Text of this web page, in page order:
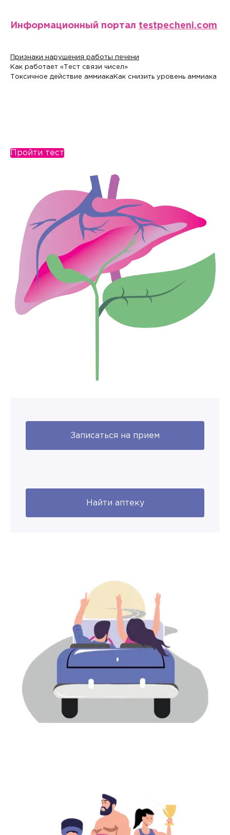
Информационный портал testpecheni.com
Признаки нарушения работы печени
Как работает «Тест связи чисел»
Токсичное действие аммиака Как снизить уровень аммиака
Пройти тест
Записаться на прием
Найти аптеку